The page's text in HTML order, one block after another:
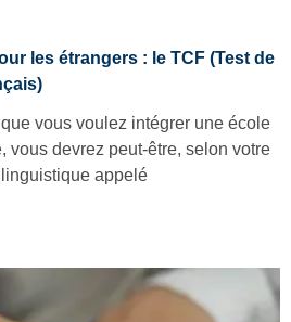
les étrangers : le TCF (Test de
vous voulez intégrer une école
vous devrez peut-être, selon votre
appelé